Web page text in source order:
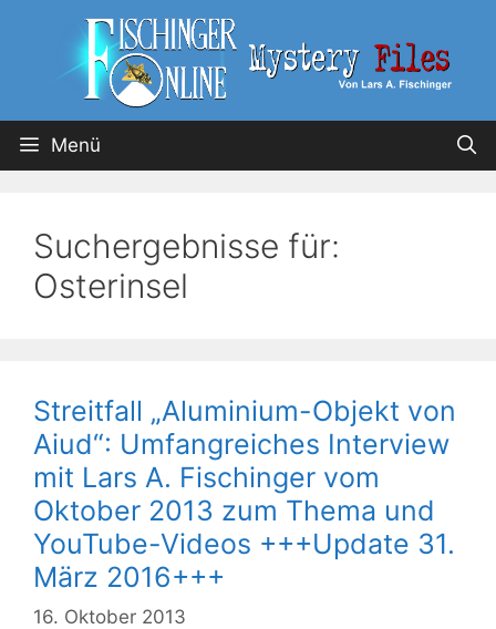
Menü
Suchergebnisse für:
Osterinsel
Streitfall „Aluminium-Objekt von
Aiud“: Umfangreiches Interview
mit Lars A. Fischinger vom
Oktober 2013 zum Thema und
YouTube-Videos +++Update 31.
März 2016+++
16. Oktober 2013